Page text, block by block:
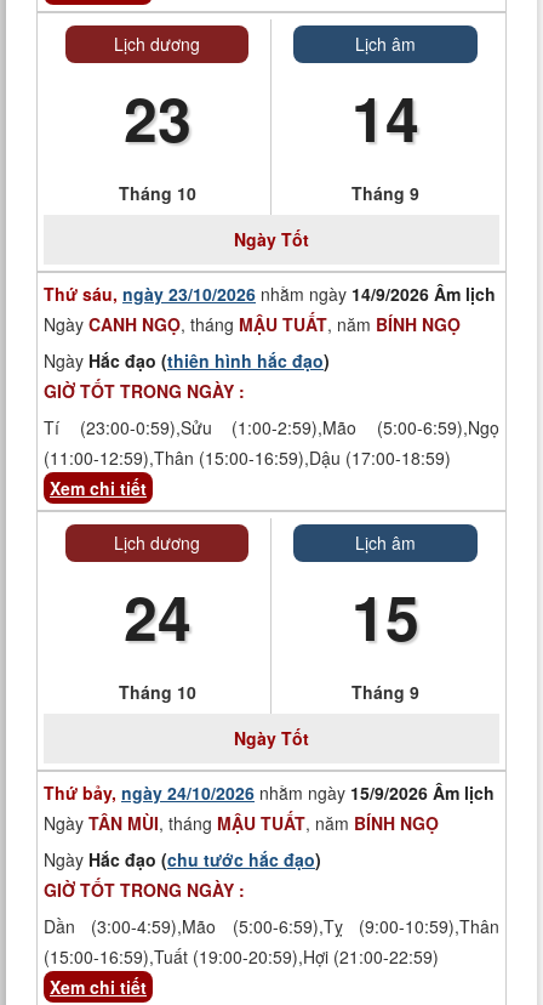
Lịch dương
23
Tháng 10
Lịch âm
14
Tháng 9
Ngày Tốt
Thứ sáu, ngày 23/10/2026 nhằm ngày 14/9/2026 Âm lịch
Ngày CANH NGỌ, tháng MẬU TUẤT, năm BÍNH NGỌ
Ngày Hắc đạo (thiên hình hắc đạo)
GIỜ TỐT TRONG NGÀY :
Tí (23:00-0:59),Sửu (1:00-2:59),Mão (5:00-6:59),Ngọ
(11:00-12:59),Thân (15:00-16:59),Dậu (17:00-18:59)
Xem chi tiết
Lịch dương
24
Tháng 10
Lịch âm
15
Tháng 9
Ngày Tốt
Thứ bảy, ngày 24/10/2026 nhằm ngày 15/9/2026 Âm lịch
Ngày TÂN MÙI, tháng MẬU TUẤT, năm BÍNH NGỌ
Ngày Hắc đạo (chu tước hắc đạo)
GIỜ TỐT TRONG NGÀY :
Dần (3:00-4:59),Mão (5:00-6:59),Tỵ (9:00-10:59),Thân
(15:00-16:59),Tuất (19:00-20:59),Hợi (21:00-22:59)
Xem chi tiết